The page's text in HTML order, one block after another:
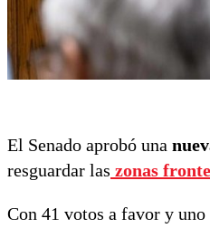
El Senado aprobó una
resguardar las zonas
Con 41 votos a favor y